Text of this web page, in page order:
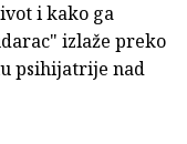
i kako ga
izlaže preko
psihijatrije nad